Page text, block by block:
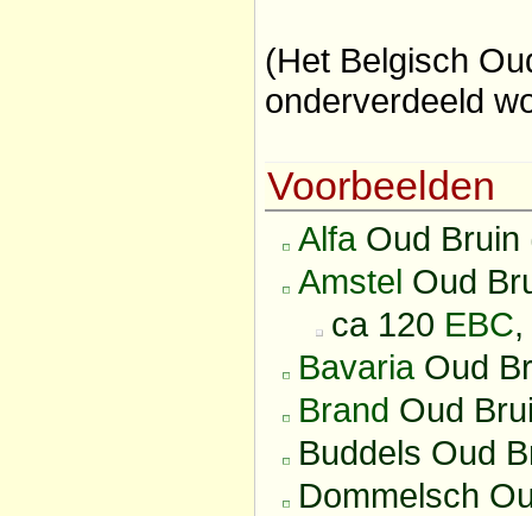
(Het Belgisch
onderverdeeld
Voorbeelden
AlfaOud
Amstel Oud
ca 120 EBC
BavariaOud
Brand Oud
Buddels Oud
Dommelsch